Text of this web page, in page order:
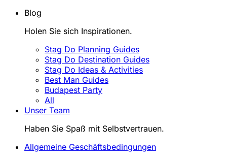
Blog
Holen Sie sich Inspirationen.
Stag Do Planning Guides
Stag Do Destination Guides
Stag Do Ideas & Activities
Best Man Guides
Budapest Party
All
Unser Team
Haben Sie Spaß mit Selbstvertrauen.
Allgemeine Geschäftsbedingungen